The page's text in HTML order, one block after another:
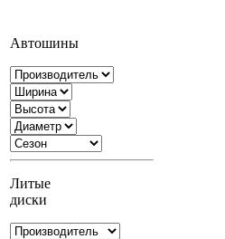
Автошины
Литые
диски